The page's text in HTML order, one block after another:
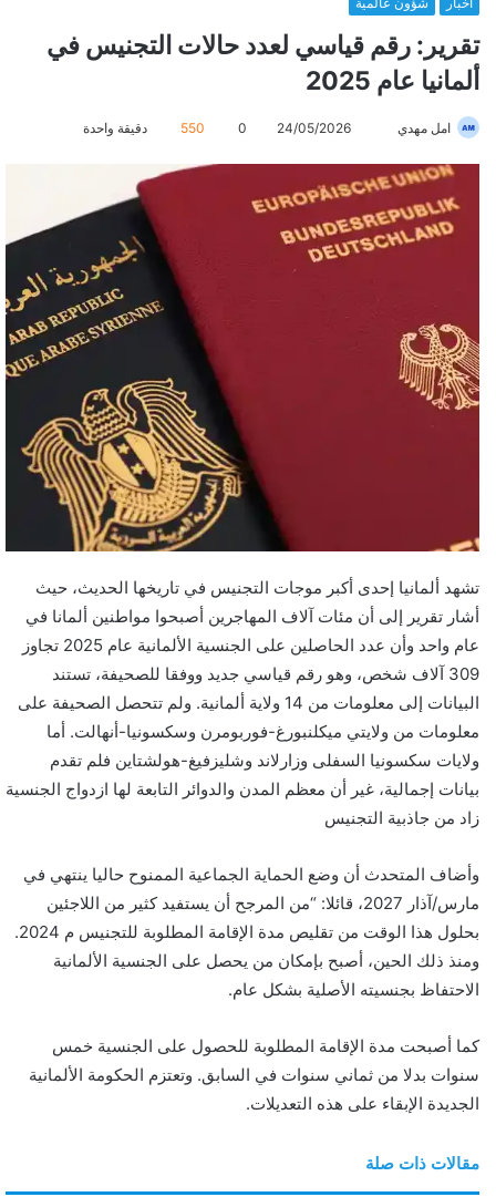
تقرير: رقم قياسي لعدد حالات التجنيس في
ألمانيا عام 2025
امل مهدي
س
ل
ب
ي
24/05/2026
0
550 دقيقة واحدة
تشهد ألمانيا إحدى أكبر موجات التجنيس في تاريخها الحديث، حيث
أشار تقرير إلى أن مئات آلاف المهاجرين أصبحوا مواطنين ألمانا في
عام واحد وأن عدد الحاصلين على الجنسية الألمانية عام 2025 تجاوز
309 آلاف شخص، وهو رقم قياسي جديد ووفقا للصحيفة، تستند
البيانات إلى معلومات من 14 ولاية ألمانية. ولم تتحصل الصحيفة على
معلومات من ولايتي ميكلنبورغ-فوربومرن وسكسونيا-أنهالت. أما
ولايات سكسونيا السفلى وزارلاند وشليزفيغ-هولشتاين فلم تقدم
بيانات إجمالية، غير أن معظم المدن والدوائر التابعة لها ازدواج الجنسية
زاد من جاذبية التجنيس
وأضاف المتحدث أن وضع الحماية الجماعية الممنوح حاليا ينتهي في
مارس/آذار 2027، قائلا: “من المرجح أن يستفيد كثير من اللاجئين
بحلول هذا الوقت من تقليص مدة الإقامة المطلوبة للتجنيس م 2024.
ومنذ ذلك الحين، أصبح بإمكان من يحصل على الجنسية الألمانية
الاحتفاظ بجنسيته الأصلية بشكل عام.
كما أصبحت مدة الإقامة المطلوبة للحصول على الجنسية خمس
سنوات بدلا من ثماني سنوات في السابق. وتعتزم الحكومة الألمانية
الجديدة الإبقاء على هذه التعديلات.
مقالات ذات صلة